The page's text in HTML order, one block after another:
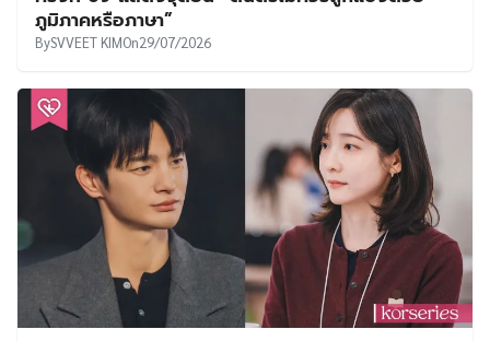
ภูมิภาคหรือภาษา”
BySVVEET KIMOn29/07/2026